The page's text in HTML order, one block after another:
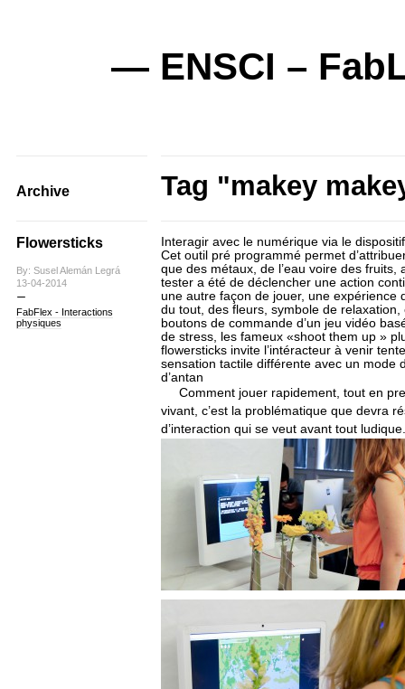
— ENSCI –
Archive Tag "makey
Flowersticks
By: Susel Alemán Legrá
13-04-2014
FabFlex - Interactions
physiques
Interagir avec le numérique via le
Cet outil pré programmé permet
que des métaux, de l’eau voire des fruits,
tester a été de déclencher une action
une autre façon de jouer, une expérience
du tout, des fleurs, symbole de
boutons de commande d’un jeu vidéo
de stress, les fameux «shoot them up »
flowersticks invite l’intéracteur à venir
sensation tactile différente avec un mode
d’antan
Comment jouer rapidement, tout en
vivant, c’est la problématique que devra
d’interaction qui se veut avant tout ludique.